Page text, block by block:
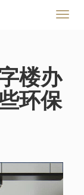
切
楼办
环保